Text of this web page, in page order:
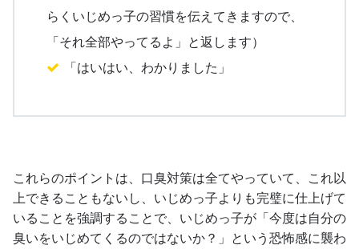
らくいじめっ子の習慣を伝えてきますので、
「それ全部やってるよ」と返します）
「はいはい、わかりました」
これらのポイントは、口臭対策は全てやっていて、これ以
上できることもないし、いじめっ子よりも完璧に仕上げて
いることを強調することで、いじめっ子が「今度は自分の
臭いをいじめてくるのではないか？」という恐怖感に襲わ